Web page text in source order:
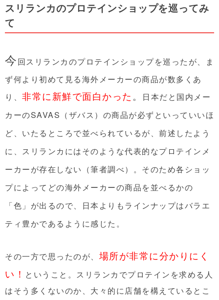
スリランカのプロテインショップを巡ってみ
て
今回スリランカのプロテインショップを巡ったが、ま
ず何より初めて見る海外メーカーの商品が数多くあ
り、 非常に新鮮で面白かった 。
日本だと国内メー
カーのSAVAS（ザバス）の商品が必ずといっていいほ
ど、いたるところで並べられているが、前述したよう
に、スリランカにはそのような代表的なプロテインメ
ーカーが存在しない（筆者調べ）。そのため各ショッ
プによってどの海外メーカーの商品を並べるかの
「色」が出るので、日本よりもラインナップはバラエ
ティ豊かであるように感じた。
その一方で思ったのが、 場所が非常に分かりにく
い！ ということ。スリランカでプロテインを求める人
はそう多くないのか、大々的に店舗を構えているとこ